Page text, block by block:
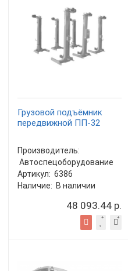
Грузовой подъёмник
передвижной ПП-32
Производитель:
Автоспецоборудование
Артикул: 6386
Наличие: В наличии
48 093.44 р.